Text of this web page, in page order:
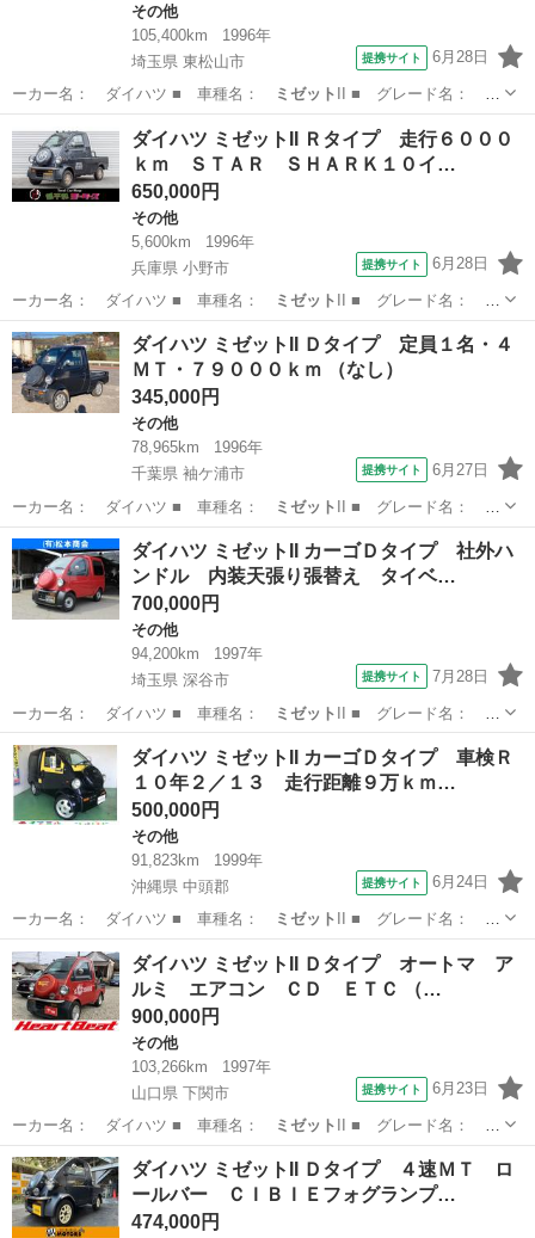
その他
105,400km
1996年
埼玉県 東松山市
提携サイト 6月28日
ーカー名： ダイハツ ■ 車種名： ミゼット
II ■ グレード名： Ｄ
タイプ ４…
埼玉 東松山市
ダイハツ ミゼットII Ｒタイプ 走行６０００
ｋｍ ＳＴＡＲ ＳＨＡＲＫ１０イ…
650,000円
その他
5,600km
1996年
兵庫県 小野市
提携サイト 6月28日
ーカー名： ダイハツ ■ 車種名： ミゼット
II ■ グレード名： Ｒ
タイプ 走…
兵庫 小野市 その他
ダイハツ ミゼットII Ｄタイプ 定員１名・４
ＭＴ・７９０００ｋｍ （なし）
345,000円
その他
78,965km
1996年
千葉県 袖ケ浦市
提携サイト 6月27日
ーカー名： ダイハツ ■ 車種名： ミゼット
II ■ グレード名： Ｄ
タイプ 定…
千葉 袖ケ浦市
ダイハツ ミゼットII カーゴＤタイプ 社外ハ
ンドル 内装天張り張替え タイベ…
700,000円
その他
94,200km
1997年
埼玉県 深谷市
提携サイト 7月28日
ーカー名： ダイハツ ■ 車種名： ミゼット II ■ グレード名： カ
ーゴＤタイ…
埼玉 深谷市 その他
ダイハツ ミゼットII カーゴＤタイプ 車検Ｒ
１０年２／１３ 走行距離９万ｋｍ…
500,000円
その他
91,823km
1999年
沖縄県 中頭郡
提携サイト 6月24日
ーカー名： ダイハツ ■ 車種名： ミゼット
II ■ グレード名： カ
ーゴＤタイ…
沖縄 中頭郡 その他
ダイハツ ミゼットII Ｄタイプ オートマ ア
ルミ エアコン ＣＤ ＥＴＣ （…
900,000円
その他
103,266km
1997年
山口県 下関市
提携サイト 6月23日
ーカー名： ダイハツ ■ 車種名： ミゼット
II ■ グレード名： Ｄ
タイプ オ…
山口 下関市 その他
ダイハツ ミゼットII Ｄタイプ ４速ＭＴ ロ
ールバー ＣＩＢＩＥフォグランプ…
474,000円